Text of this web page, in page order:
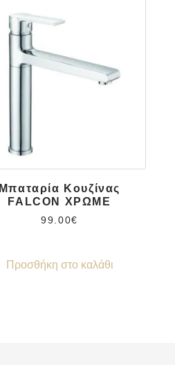
Μπαταρία Κουζίνας
FALCON ΧΡΩΜΕ
99.00€
Προσθήκη στο καλάθι